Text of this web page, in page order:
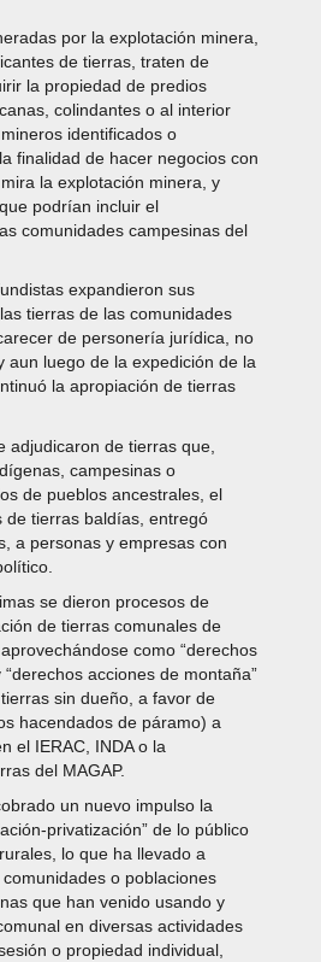
por la explotación minera,
de tierras, traten de
la propiedad de predios
colindantes o al interior
identificados o
finalidad de hacer negocios con
la explotación minera, y
podrían incluir el
comunidades campesinas del
expandieron sus
tierras de las comunidades
de personería jurídica, no
aun luego de la expedición de la
la apropiación de tierras
adjudicaron de tierras que,
campesinas o
de pueblos ancestrales, el
de tierras baldías, entregó
a personas y empresas con
se dieron procesos de
de tierras comunales de
como “derechos
acciones de montaña”
sin dueño, a favor de
hacendados de páramo) a
el IERAC, INDA o la
del MAGAP.
un nuevo impulso la
privatización” de lo público
lo que ha llevado a
o poblaciones
que han venido usando y
en diversas actividades
o propiedad individual,